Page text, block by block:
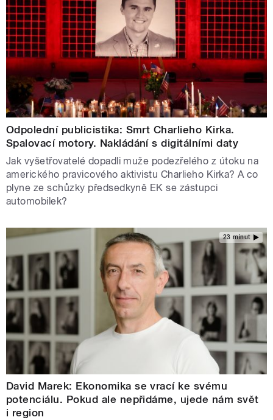
Odpolední publicistika: Smrt Charlieho Kirka.
Spalovací motory. Nakládání s digitálními daty
Jak vyšetřovatelé dopadli muže podezřelého z útoku na
amerického pravicového aktivistu Charlieho Kirka? A co
plyne ze schůzky předsedkyně EK se zástupci
automobilek?
23 minut
David Marek: Ekonomika se vrací ke svému
potenciálu. Pokud ale nepřidáme, ujede nám svět
i region